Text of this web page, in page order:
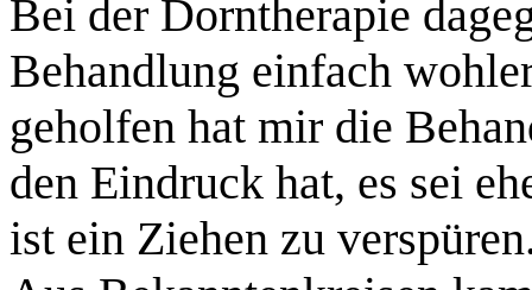
Bei der Dorntherapie
Behandlung einfach
geholfen hat mir die
den Eindruck hat, es sei
ist ein Ziehen zu